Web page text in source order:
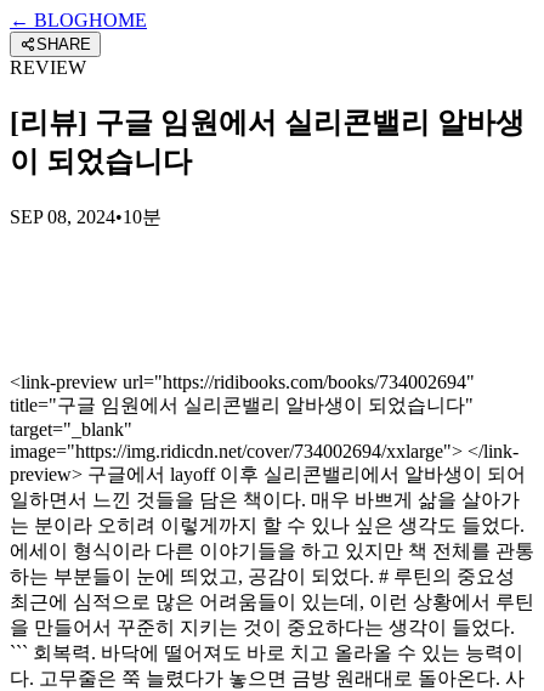
← BLOGHOME
SHARE
REVIEW
[리뷰] 구글 임원에서 실리콘밸리 알바생
이 되었습니다
SEP 08, 2024•10분
<link-preview url="https://ridibooks.com/books/734002694"
title="구글 임원에서 실리콘밸리 알바생이 되었습니다"
target="_blank"
image="https://img.ridicdn.net/cover/734002694/xxlarge"> </link-
preview> 구글에서 layoff 이후 실리콘밸리에서 알바생이 되어
일하면서 느낀 것들을 담은 책이다. 매우 바쁘게 삶을 살아가
는 분이라 오히려 이렇게까지 할 수 있나 싶은 생각도 들었다.
에세이 형식이라 다른 이야기들을 하고 있지만 책 전체를 관통
하는 부분들이 눈에 띄었고, 공감이 되었다. # 루틴의 중요성
최근에 심적으로 많은 어려움들이 있는데, 이런 상황에서 루틴
을 만들어서 꾸준히 지키는 것이 중요하다는 생각이 들었다.
``` 회복력. 바닥에 떨어져도 바로 치고 올라올 수 있는 능력이
다. 고무줄은 쭉 늘렸다가 놓으면 금방 원래대로 돌아온다. 사